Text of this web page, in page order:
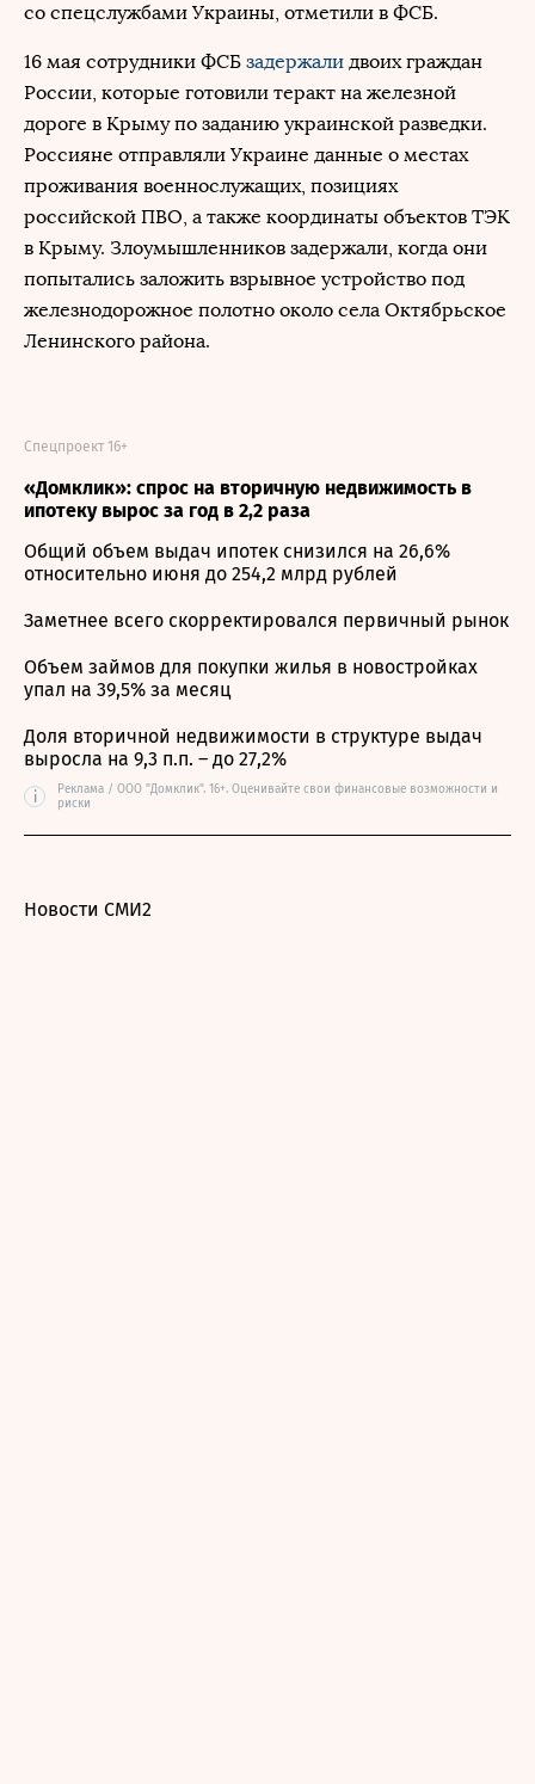
со спецслужбами Украины, отметили в ФСБ.
16 мая сотрудники ФСБ задержали двоих граждан
России, которые готовили теракт на железной
дороге в Крыму по заданию украинской разведки.
Россияне отправляли Украине данные о местах
проживания военнослужащих, позициях
российской ПВО, а также координаты объектов ТЭК
в Крыму. Злоумышленников задержали, когда они
попытались заложить взрывное устройство под
железнодорожное полотно около села Октябрьское
Ленинского района.
«Домклик»: спрос на вторичную недвижимость в
ипотеку вырос за год в 2,2 раза
Спецпроект 16+
Общий объем выдач ипотек снизился на 26,6%
относительно июня до 254,2 млрд рублей
Заметнее всего скорректировался первичный рынок
Объем займов для покупки жилья в новостройках
упал на 39,5% за месяц
Доля вторичной недвижимости в структуре выдач
выросла на 9,3 п.п. – до 27,2%
i
Реклама / ООО "Домклик". 16+. Оценивайте свои финансовые возможности и
риски
Новости СМИ2